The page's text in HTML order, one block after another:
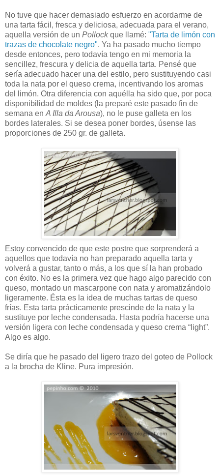
No tuve que hacer demasiado esfuerzo en acordarme de
una tarta fácil, fresca y deliciosa, adecuada para el verano,
aquella versión de un Pollockque llamé: "Tarta de limón con
trazas de chocolate negro". Ya ha pasado mucho tiempo
desde entonces, pero todavía tengo en mi memoria la
sencillez, frescura y delicia de aquella tarta. Pensé que
sería adecuado hacer una del estilo, pero sustituyendo casi
toda la nata por el queso crema, incentivando los aromas
del limón. Otra diferencia con aquélla ha sido que, por poca
disponibilidad de moldes (la preparé este pasado fin de
semana en A Illa da Arousa), no le puse galleta en los
bordes laterales. Si se desea poner bordes, úsense las
proporciones de 250 gr. de galleta.
Estoy convencido de que este postre que sorprenderá a
aquellos que todavía no han preparado aquella tarta y
volverá a gustar, tanto o más, a los que sí la han probado
con éxito. No es la primera vez que hago algo parecido con
queso, montado un mascarpone con nata y aromatizándolo
ligeramente. Ésta es la idea de muchas tartas de queso
frías. Esta tarta prácticamente prescinde de la nata y la
sustituye por leche condensada. Hasta podría hacerse una
versión ligera con leche condensada y queso crema “light”.
Algo es algo.
Se diría que he pasado del ligero trazo del goteo de Pollock
a la brocha de Kline. Pura impresión.